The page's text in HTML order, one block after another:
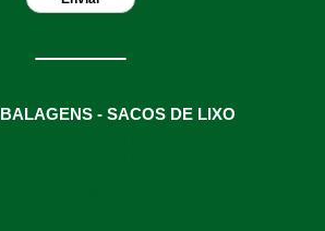
- SACOS DE LIXO